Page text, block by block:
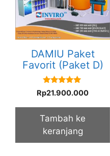
DAMIU Paket
Favorit (Paket D)
5.00
out of 5
Rp21.900.000
Tambah ke
keranjang